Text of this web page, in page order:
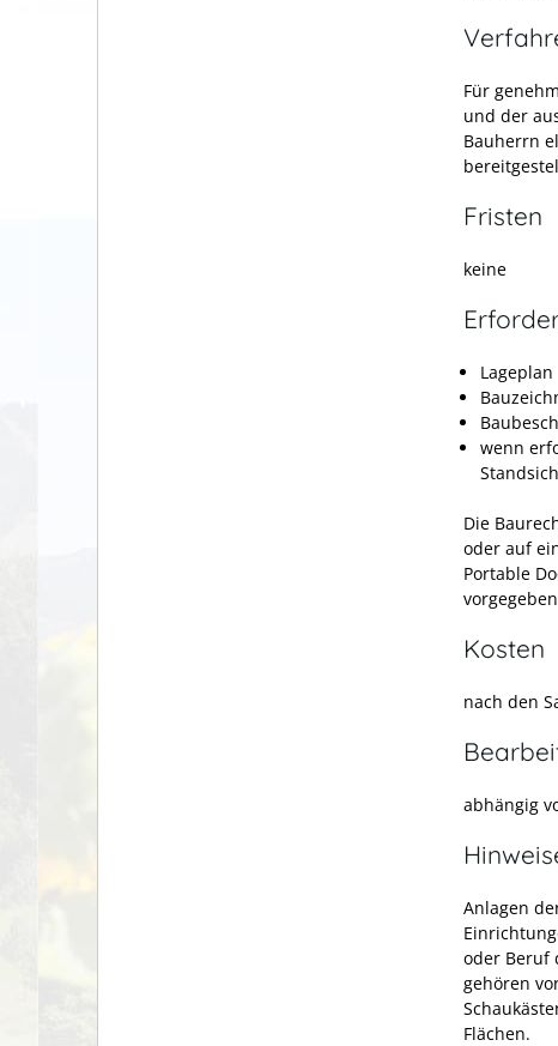
Für
und der
Bauherrn
Fristen
keine
Lageplan
wenn
Die
oder auf
Portable
Kosten
nach den
abhängig
Anlagen
oder Beruf
gehören
Flächen.